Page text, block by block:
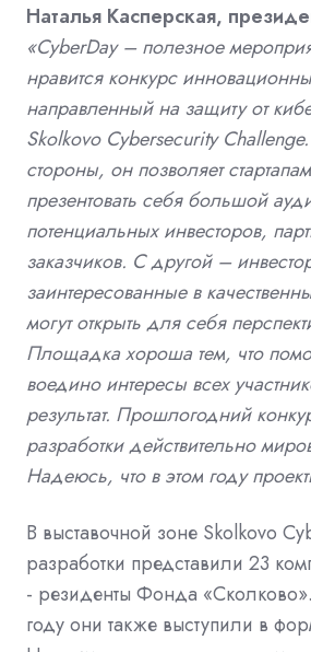
Наталья Касперская,
«CyberDay – полезное
нравится конкурс
направленный на защиту от
Skolkovo Cybersecurity
стороны, он позволяет
презентовать себя большой
потенциальных инвесторов,
заказчиков. С другой –
заинтересованные в
могут открыть для себя
Площадка хороша тем, что
воедино интересы всех
результат. Прошлогодний
разработки действительно
Надеюсь, что в этом году
В выставочной зоне Skolkovo
разработки представили 23
- резиденты Фонда
году они также выступили в